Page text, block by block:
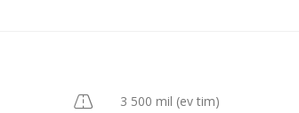
3 500 mil (ev tim)